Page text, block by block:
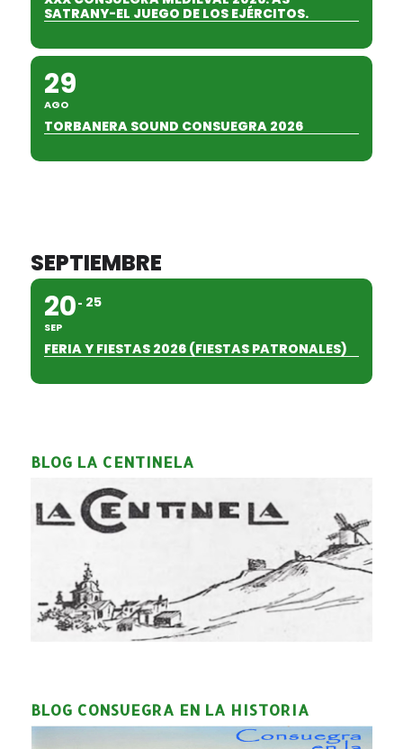
SATRANY-EL JUEGO DE LOS EJÉRCITOS.
29
AGO
TORBANERA SOUND CONSUEGRA 2026
SEPTIEMBRE
20
SEP
25
FERIA Y FIESTAS 2026 (FIESTAS PATRONALES)
BLOG LA CENTINELA
BLOG CONSUEGRA EN LA HISTORIA